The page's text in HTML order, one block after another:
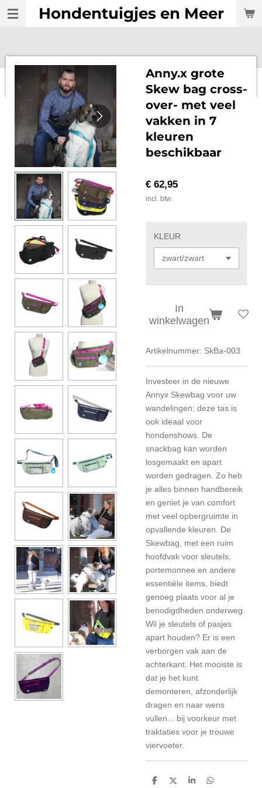
Ga
direct
hoofdinhoud
Hondentuigjes en Meer
Anny.x grote
Skew bag cross-
over- met veel
vakken in 7
kleuren
beschikbaar
€ 62,95
incl. btw
KLEUR
In
winkelwagen
Artikelnummer: SkBa-003
Investeer in de nieuwe
Annyx Skewbag voor uw
wandelingen; deze tas is
ook ideaal voor
hondenshows. De
snackbag kan worden
losgemaakt en apart
worden gedragen. Zo heb
je alles binnen handbereik
en geniet je van comfort
met veel opbergruimte in
opvallende kleuren. De
Skewbag, met een ruim
hoofdvak voor sleutels,
portemonnee en andere
essentiële items, biedt
genoeg plaats voor al je
benodigdheden onderweg.
Wil je sleutels of pasjes
apart houden? Er is een
verborgen vak aan de
achterkant. Het mooiste is
dat je het kunt
demonteren, afzonderlijk
dragen en naar wens
vullen... bij voorkeur met
traktaties voor je trouwe
viervoeter.
D
D
S
D